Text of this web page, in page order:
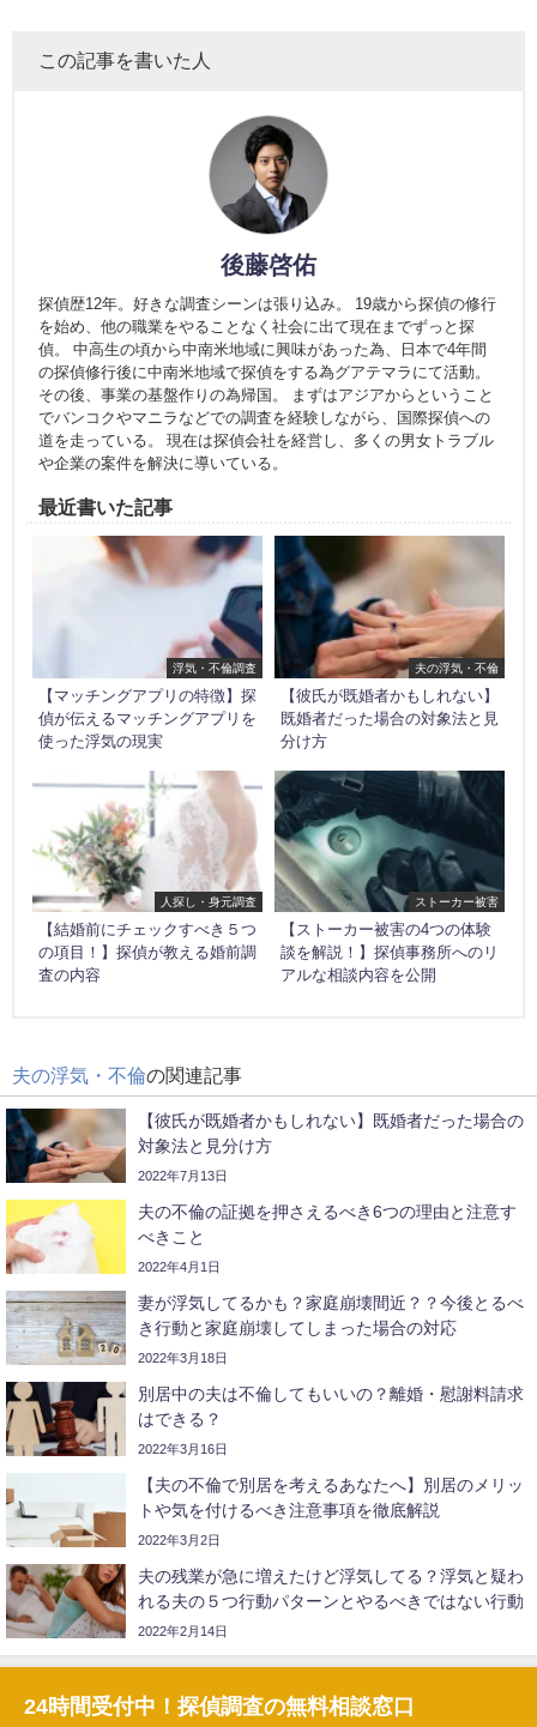
この記事を書いた人
後藤啓佑
探偵歴12年。好きな調査シーンは張り込み。 19歳から探偵の修行
を始め、他の職業をやることなく社会に出て現在までずっと探
偵。 中高生の頃から中南米地域に興味があった為、日本で4年間
の探偵修行後に中南米地域で探偵をする為グアテマラにて活動。
その後、事業の基盤作りの為帰国。 まずはアジアからということ
でバンコクやマニラなどでの調査を経験しながら、国際探偵への
道を走っている。 現在は探偵会社を経営し、多くの男女トラブル
や企業の案件を解決に導いている。
最近書いた記事
浮気・不倫調査
【マッチングアプリの特徴】探
偵が伝えるマッチングアプリを
使った浮気の現実
夫の浮気・不倫
【彼氏が既婚者かもしれない】
既婚者だった場合の対象法と見
分け方
人探し・身元調査
【結婚前にチェックすべき５つ
の項目！】探偵が教える婚前調
査の内容
ストーカー被害
【ストーカー被害の4つの体験
談を解説！】探偵事務所へのリ
アルな相談内容を公開
夫の浮気・不倫の関連記事
【彼氏が既婚者かもしれない】既婚者だった場合の
対象法と見分け方
2022年7月13日
夫の不倫の証拠を押さえるべき6つの理由と注意す
べきこと
2022年4月1日
妻が浮気してるかも？家庭崩壊間近？？今後とるべ
き行動と家庭崩壊してしまった場合の対応
2022年3月18日
別居中の夫は不倫してもいいの？離婚・慰謝料請求
はできる？
2022年3月16日
【夫の不倫で別居を考えるあなたへ】別居のメリッ
トや気を付けるべき注意事項を徹底解説
2022年3月2日
夫の残業が急に増えたけど浮気してる？浮気と疑わ
れる夫の５つ行動パターンとやるべきではない行動
2022年2月14日
24時間受付中！探偵調査の無料相談窓口